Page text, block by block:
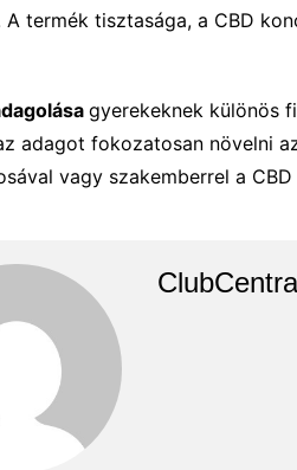
A termék tisztasága, a CBD
gyerekeknek különös
adagot fokozatosan növelni
vagy szakemberrel a